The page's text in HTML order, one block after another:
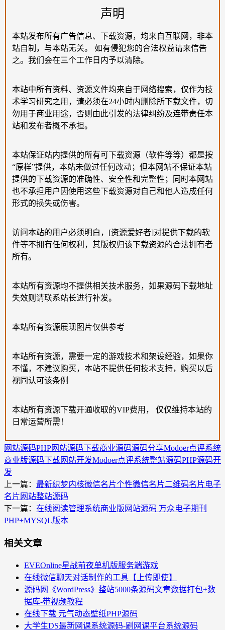
声明
本站发布所有广告信息、下载资源，均来自互联网，非本
站自制，与本站无关。 如有侵犯您的合法权益请来信告
之。我们会在三个工作日内予以清除。
本站中所有资料、资源文件均来自于网络搜索，仅作为技
术学习研究之用，请必须在24小时内删除所下载文件，切
勿用于商业用途，否则由此引发的法律纠纷及连带责任本
站和发布者概不承担。
本站保证站内提供的所有可下载资源（软件等等）都是按
“原样”提供，本站未做过任何改动；但本网站不保证本站
提供的下载资源的准确性、安全性和完整性；同时本网站
也不承担用户因使用这些下载资源对自己和他人造成任何
形式的损失或伤害。
访问本站的用户必须明白，[资源爱好者]对提供下载的软
件等不拥有任何权利，其版权归该下载资源的合法拥有者
所有。
本站所有资源均不提供相关技术服务，如果源码下载地址
失效则请联系站长进行补发。
本站所有资源展现图片仅供参考
本站所有资源，需要一定的游戏技术和架设经验，如果你
不懂，不建议购买，本站不提供任何技术支持，购买以后
视同认可该条例
本站所有资源下载开通收取的VIP费用， 仅仅维持本站的
日常运营所需！
网站源码PHP网站源码下载商业源码源码分享Modoer点评系统
商业版源码下载网站开发Modoer点评系统整站源码PHP源码开
发
上一篇： 最新织梦内核微信名片个性微信名片二维码名片电子
名片网站整站源码
下一篇： 在线阅读管理系统商业版网站源码 万众电子期刊
PHP+MYSQL版本
相关文章
EVEOnline星战前夜单机版服务端游戏
在线微信聊天对话制作的工具【上传即使】
源码网《WordPress》整站5000条源码文章数据打包+数
据库-带视频教程
在线下载 元气动态壁纸PHP源码
大学生DS最新网课系统源码-刷网课平台系统源码